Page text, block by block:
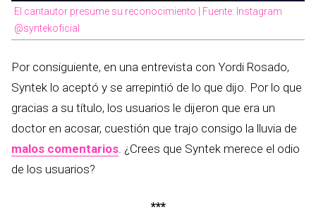
El cantautor presume su reconocimiento | Fuente: Instagram
@syntekoficial
Por consiguiente, en una entrevista con Yordi Rosado,
Syntek lo aceptó y se arrepintió de lo que dijo. Por lo que
gracias a su título, los usuarios le dijeron que era un
doctor en acosar, cuestión que trajo consigo la lluvia de
malos comentarios . ¿Crees que Syntek merece el odio
de los usuarios?
***